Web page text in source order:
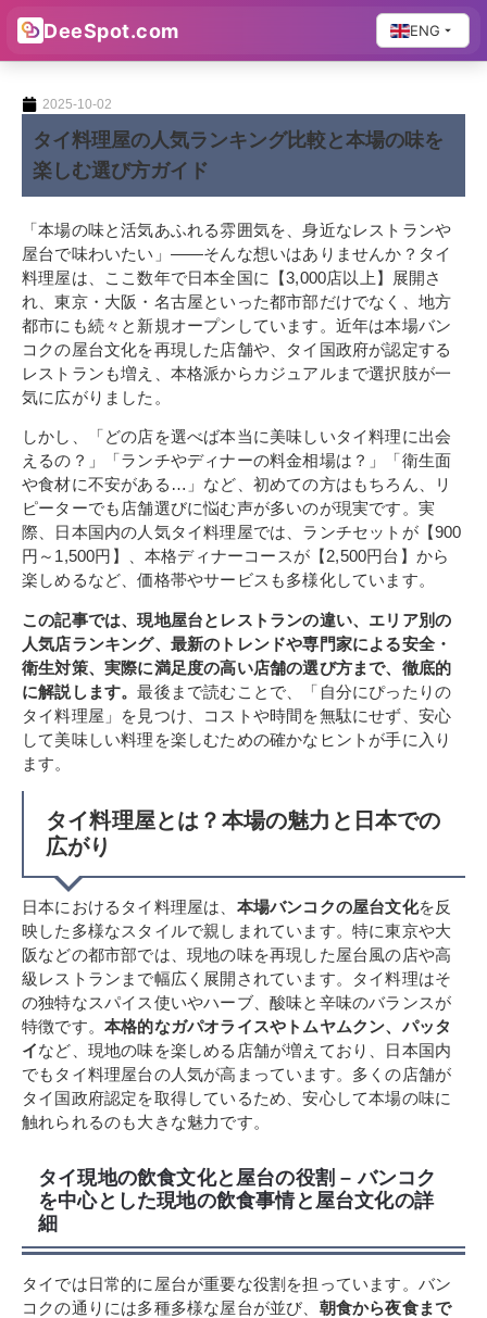
DeeSpot.com ENG
2025-10-02
タイ料理屋の人気ランキング比較と本場の味を
楽しむ選び方ガイド
「本場の味と活気あふれる雰囲気を、身近なレストランや
屋台で味わいたい」――そんな想いはありませんか？タイ
料理屋は、ここ数年で日本全国に【3,000店以上】展開さ
れ、東京・大阪・名古屋といった都市部だけでなく、地方
都市にも続々と新規オープンしています。近年は本場バン
コクの屋台文化を再現した店舗や、タイ国政府が認定する
レストランも増え、本格派からカジュアルまで選択肢が一
気に広がりました。
しかし、「どの店を選べば本当に美味しいタイ料理に出会
えるの？」「ランチやディナーの料金相場は？」「衛生面
や食材に不安がある…」など、初めての方はもちろん、リ
ピーターでも店舗選びに悩む声が多いのが現実です。実
際、日本国内の人気タイ料理屋では、ランチセットが【900
円～1,500円】、本格ディナーコースが【2,500円台】から
楽しめるなど、価格帯やサービスも多様化しています。
この記事では、現地屋台とレストランの違い、エリア別の
人気店ランキング、最新のトレンドや専門家による安全・
衛生対策、実際に満足度の高い店舗の選び方まで、徹底的
に解説します。最後まで読むことで、「自分にぴったりの
タイ料理屋」を見つけ、コストや時間を無駄にせず、安心
して美味しい料理を楽しむための確かなヒントが手に入り
ます。
タイ料理屋とは？本場の魅力と日本での
広がり
日本におけるタイ料理屋は、 本場バンコクの屋台文化を反
映した多様なスタイルで親しまれています。特に東京や大
阪などの都市部では、現地の味を再現した屋台風の店や高
級レストランまで幅広く展開されています。タイ料理はそ
の独特なスパイス使いやハーブ、酸味と辛味のバランスが
特徴です。 本格的なガパオライスやトムヤムクン、パッタ
イなど、現地の味を楽しめる店舗が増えており、日本国内
でもタイ料理屋台の人気が高まっています。多くの店舗が
タイ国政府認定を取得しているため、安心して本場の味に
触れられるのも大きな魅力です。
タイ現地の飲食文化と屋台の役割 – バンコク
を中心とした現地の飲食事情と屋台文化の詳
細
タイでは日常的に屋台が重要な役割を担っています。バン
コクの通りには多種多様な屋台が並び、 朝食から夜食まで